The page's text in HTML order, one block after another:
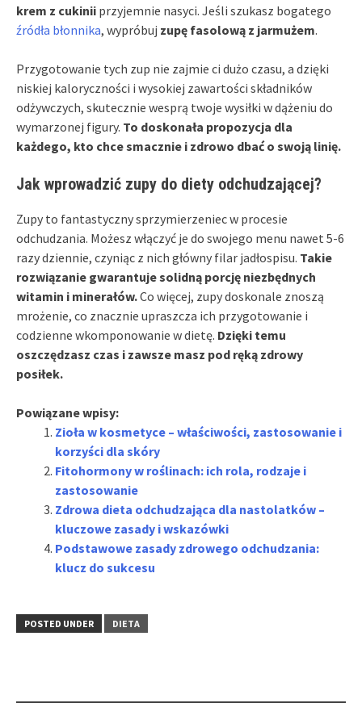
krem z cukinii przyjemnie nasyci. Jeśli szukasz bogatego
źródła błonnika, wypróbuj zupę fasolową z jarmużem.
Przygotowanie tych zup nie zajmie ci dużo czasu, a dzięki
niskiej kaloryczności i wysokiej zawartości składników
odżywczych, skutecznie wesprą twoje wysiłki w dążeniu do
wymarzonej figury. To doskonała propozycja dla
każdego, kto chce smacznie i zdrowo dbać o swoją linię.
Jak wprowadzić zupy do diety odchudzającej?
Zupy to fantastyczny sprzymierzeniec w procesie
odchudzania. Możesz włączyć je do swojego menu nawet 5-6
razy dziennie, czyniąc z nich główny filar jadłospisu. Takie
rozwiązanie gwarantuje solidną porcję niezbędnych
witamin i minerałów.Co więcej, zupy doskonale znoszą
mrożenie, co znacznie upraszcza ich przygotowanie i
codzienne wkomponowanie w dietę. Dzięki temu
oszczędzasz czas i zawsze masz pod ręką zdrowy
posiłek.
Powiązane wpisy:
Zioła w kosmetyce – właściwości, zastosowanie i
korzyści dla skóry
Fitohormony w roślinach: ich rola, rodzaje i
zastosowanie
Zdrowa dieta odchudzająca dla nastolatków –
kluczowe zasady i wskazówki
Podstawowe zasady zdrowego odchudzania:
klucz do sukcesu
POSTED UNDER DIETA